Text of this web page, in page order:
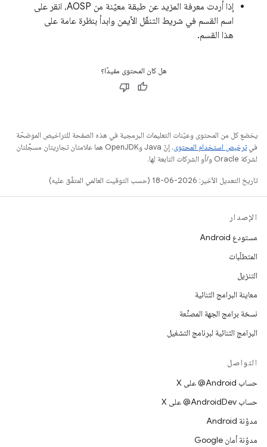
إذا أردت معرفة المزيد عن طبقة معيّنة من AOSP، انقر على
اسم القسم في شريط التنقّل الأيمن وابدأ بنظرة عامة على
هذا القسم.
هل كان المحتوى مفيدًا؟
يخضع كل من المحتوى وعيّنات التعليمات البرمجية في هذه الصفحة للتراخيص الموضحّة
فيترخيص استخدام المحتوى
. إنّ Java وOpenJDK هما علامتان تجاريتان مسجَّلتان
لشركة Oracle و/أو الشركات التابعة لها.
تاريخ التعديل الأخير: 2026-06-18 (حسب التوقيت العالمي المتفَّق عليه)
الإصدار
مستودع Android
المتطلّبات
التنزيل
معاينة البرامج الثنائية
نسخة برامج الجهة المصنِّعة
البرامج الثنائية لبرنامج التشغيل
التواصل
حساب ‎@Android على X
حساب ‎@AndroidDev على X
مدوّنة Android
مدوّنة أمان Google